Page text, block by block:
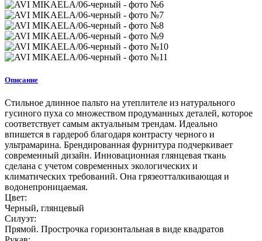
Описание
Стильное длинное пальто на утеплителе из натурального
гусиного пуха со множеством продуманных деталей, которое
соответствует самым актуальным трендам. Идеально
впишется в гардероб благодаря контрасту черного и
ультрамарина. Брендированная фурнитура подчеркивает
современный дизайн. Инновационная глянцевая ткань
сделана с учетом современных экологических и
климатических требований. Она грязеотталкивающая и
водонепроницаемая.
Цвет:
Черный, глянцевый
Силуэт:
Прямой. Прострочка горизонтальная в виде квадратов